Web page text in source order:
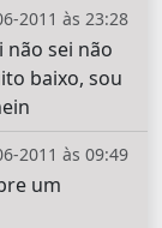
2011 às 23:28
não sei não
baixo, sou
2011 às 09:49
um